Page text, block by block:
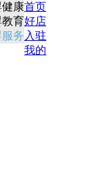
康
育
务
首页
好店
入驻
我的